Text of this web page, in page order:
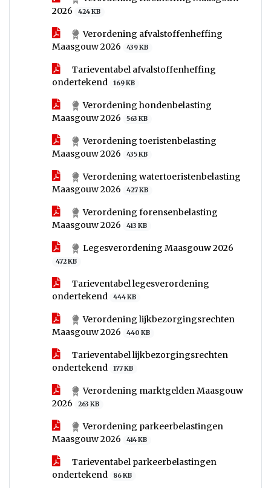
2026
424 KB
Verordening afvalstoffenheffing
Maasgouw 2026
439 KB
Tarieventabel afvalstoffenheffing
ondertekend
169 KB
Verordening hondenbelasting
Maasgouw 2026
563 KB
Verordening toeristenbelasting
Maasgouw 2026
435 KB
Verordening watertoeristenbelasting
Maasgouw 2026
427 KB
Verordening forensenbelasting
Maasgouw 2026
413 KB
Legesverordening Maasgouw 2026
472 KB
Tarieventabel legesverordening
ondertekend
444 KB
Verordening lijkbezorgingsrechten
Maasgouw 2026
440 KB
Tarieventabel lijkbezorgingsrechten
ondertekend
177 KB
Verordening marktgelden Maasgouw
2026
263 KB
Verordening parkeerbelastingen
Maasgouw 2026
414 KB
Tarieventabel parkeerbelastingen
ondertekend
86 KB